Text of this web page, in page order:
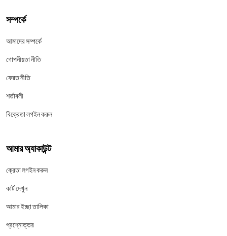
সম্পর্কে
আমাদের সম্পর্কে
গোপনীয়তা নীতি
ফেরত নীতি
শর্তাবলী
বিক্রেতা লগইন করুন
আমার অ্যাকাউন্ট
ক্রেতা লগইন করুন
কার্ট দেখুন
আমার ইচ্ছা তালিকা
প্রশ্নোত্তর